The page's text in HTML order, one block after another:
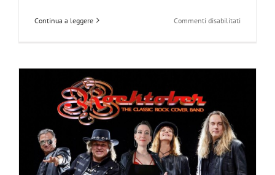
Continua a leggere Commenti disabilitati